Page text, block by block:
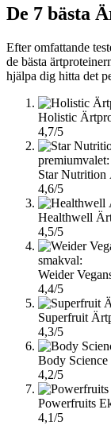
De 7 bästa
Efter omfattande
de bästa
hjälpa dig hitta det
Holistic
4,7/5
premiumvalet:
Star Nutrition
4,6/5
Healthwell
4,5/5
smakval:
Weider
4,4/5
Superfruit
4,3/5
Body
4,2/5
Powerfruits
4,1/5